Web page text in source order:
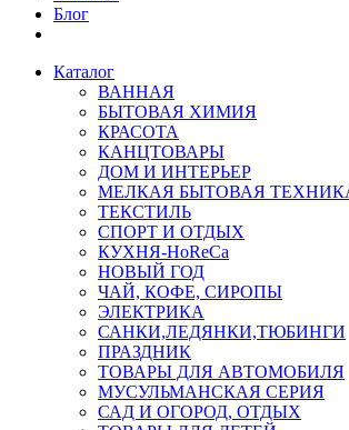
Блог
Каталог
ВАННАЯ
БЫТОВАЯ ХИМИЯ
КРАСОТА
КАНЦТОВАРЫ
ДОМ И ИНТЕРЬЕР
МЕЛКАЯ БЫТОВАЯ
ТЕКСТИЛЬ
СПОРТ И ОТДЫХ
КУХНЯ-HoReCa
НОВЫЙ ГОД
ЧАЙ, КОФЕ, СИРОПЫ
ЭЛЕКТРИКА
САНКИ,ЛЕДЯНКИ,ТЮБИНГИ
ПРАЗДНИК
ТОВАРЫ ДЛЯ АВТОМОБИЛЯ
МУСУЛЬМАНСКАЯ СЕРИЯ
САД И ОГОРОД, ОТДЫХ